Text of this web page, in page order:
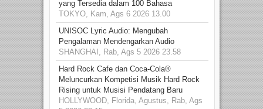
yang Tersedia dalam 100 Bahasa
TOKYO, Kam, Ags 6 2026 13.00
UNISOC Lyric Audio: Mengubah
Pengalaman Mendengarkan Audio
SHANGHAI, Rab, Ags 5 2026 23.58
Hard Rock Cafe dan Coca-Cola®
Meluncurkan Kompetisi Musik Hard Rock
Rising untuk Musisi Pendatang Baru
HOLLYWOOD, Florida, Agustus, Rab, Ags